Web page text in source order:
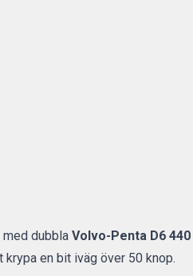
dubbla Volvo-Penta D6 440
en bit iväg över 50 knop.